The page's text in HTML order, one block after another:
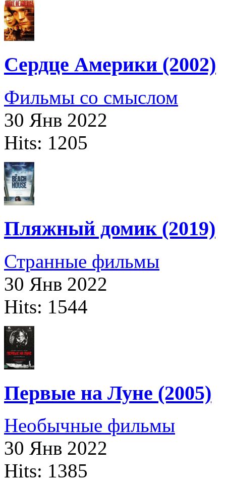
Сердце Америки (2002)
Фильмы со смыслом
30 Янв 2022
Hits: 1205
Пляжный домик (2019)
Странные фильмы
30 Янв 2022
Hits: 1544
Первые на Луне (2005)
Необычные фильмы
30 Янв 2022
Hits: 1385